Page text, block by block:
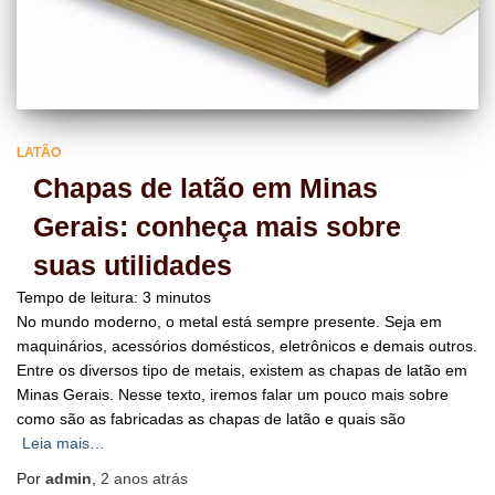
LATÃO
Chapas de latão em Minas
Gerais: conheça mais sobre
suas utilidades
Tempo de leitura: 3 minutos
No mundo moderno, o metal está sempre presente. Seja em
maquinários, acessórios domésticos, eletrônicos e demais outros.
Entre os diversos tipo de metais, existem as chapas de latão em
Minas Gerais. Nesse texto, iremos falar um pouco mais sobre
como são as fabricadas as chapas de latão e quais são
Leia mais…
Por admin 2 anos atrás